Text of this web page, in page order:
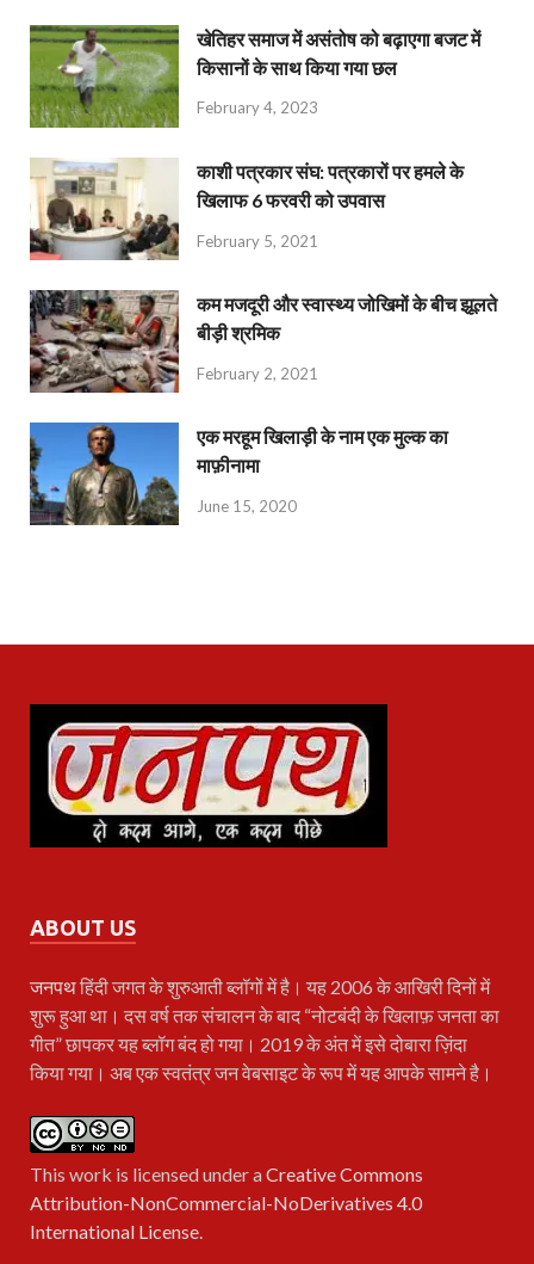
खेतिहर समाज में असंतोष को बढ़ाएगा बजट में
किसानों के साथ किया गया छल
February 4, 2023
काशी पत्रकार संघ: पत्रकारों पर हमले के
खिलाफ 6 फरवरी को उपवास
February 5, 2021
कम मजदूरी और स्वास्थ्य जोखिमों के बीच झूलते
बीड़ी श्रमिक
February 2, 2021
एक मरहूम खिलाड़ी के नाम एक मुल्क का
माफ़ीनामा
June 15, 2020
ABOUT US
जनपथहिंदी जगत के शुरुआती ब्लॉगों में है। यह 2006 के आखिरी दिनों में
शुरू हुआ था। दस वर्ष तक संचालन के बाद “नोटबंदी के खिलाफ़ जनता का
गीत” छापकर यह ब्लॉग बंद हो गया। 2019 के अंत में इसे दोबारा ज़िंदा
किया गया। अब एक स्वतंत्र जन वेबसाइट के रूप में यह आपके सामने है।
This work is licensed under aCreative Commons
Attribution-NonCommercial-NoDerivatives 4.0
International License.